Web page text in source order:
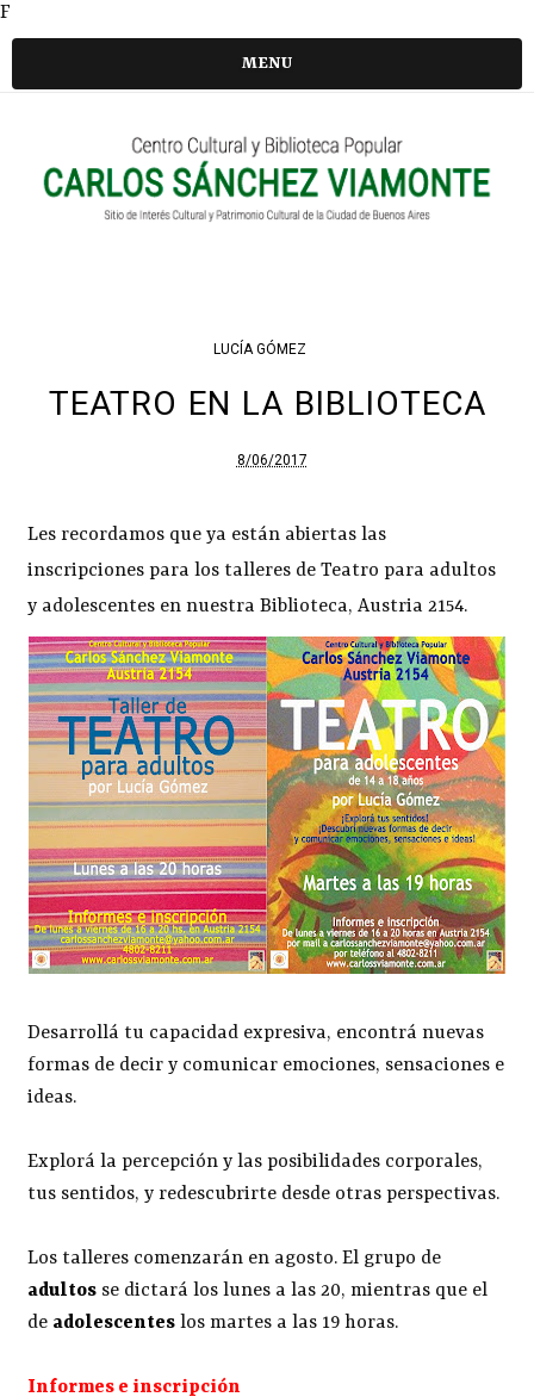
F
MENU
LUCÍA GÓMEZ
TEATRO EN LA BIBLIOTECA
8/06/2017
Les recordamos que ya están abiertas las
inscripciones para los talleres de Teatro para adultos
y adolescentes en nuestra Biblioteca, Austria 2154.
Desarrollá tu capacidad expresiva, encontrá nuevas
formas de decir y comunicar emociones, sensaciones e
ideas.
Explorá la percepción y las posibilidades corporales,
tus sentidos, y redescubrirte desde otras perspectivas.
Los talleres comenzarán en agosto. El grupo de
adultos se dictará los lunes a las 20, mientras que el
de adolescentes los martes a las 19 horas.
Informes e inscripción